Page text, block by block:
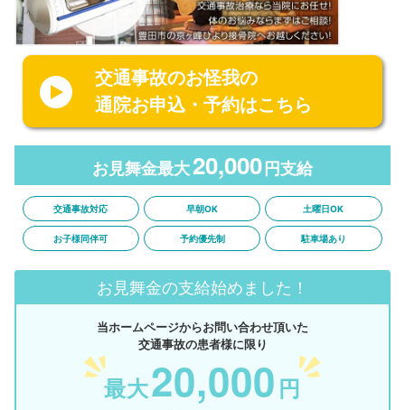
交通事故のお怪我の
通院お申込・予約はこちら
お見舞金最大20,000 円支給
交通事故対応 早朝OK 土曜日OK
お子様同伴可 予約優先制 駐車場あり
お見舞金の支給始めました！
当ホームページからお問い合わせ頂いた
交通事故の患者様に限り
最大20,000 円